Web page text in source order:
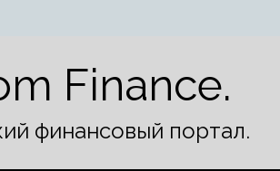
Finance.
финансовый портал.